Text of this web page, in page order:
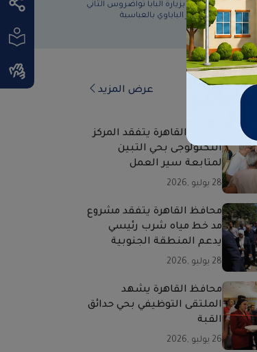
محافظ القاهرة يقوم بزيارة البابا تواضروس الثاني
بابا الإسكندرية بالمقر الباباوي بالعباسية
عرض المزيد
محافظ القاهرة يتفقد المركز
التكنولوجى بحي التبين
لمتابعة سير العمل
28 يوليو ,2026
محافظ القاهرة يتفقد مشروع
مد خط مياه شرب رئيسي
يدعم المنطقة الجنوبية
28 يوليو ,2026
محافظ القاهرة يشهد
الملتقى التوظيفي بحي حدائق
القبة
26 يوليو ,2026